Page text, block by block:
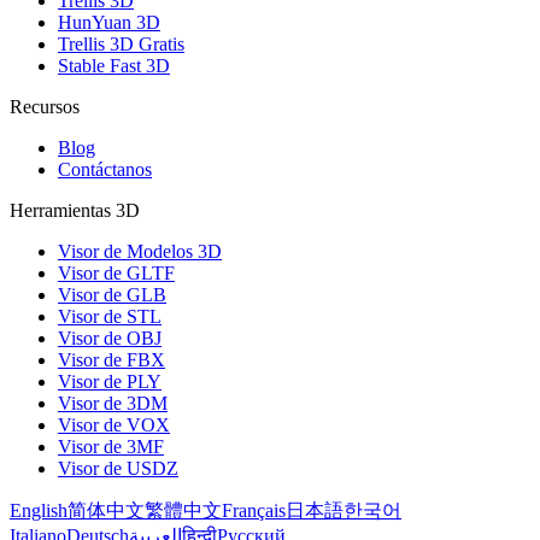
HunYuan 3D
Trellis 3D Gratis
Stable Fast 3D
Recursos
Blog
Contáctanos
Herramientas 3D
Visor de Modelos 3D
Visor de GLTF
Visor de GLB
Visor de STL
Visor de OBJ
Visor de FBX
Visor de PLY
Visor de 3DM
Visor de VOX
Visor de 3MF
Visor de USDZ
English简体中文繁體中文Français日本語한국어